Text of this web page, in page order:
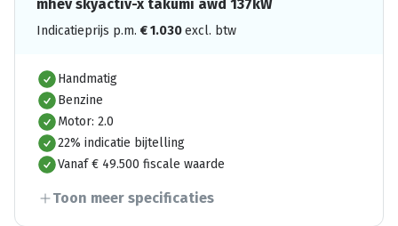
mhev skyactiv-x takumi awd 137kW
Indicatieprijs p.m. €1.030excl. btw
Handmatig
Benzine
Motor: 2.0
22% indicatie bijtelling
Vanaf € 49.500 fiscale waarde
Toon meer specificaties